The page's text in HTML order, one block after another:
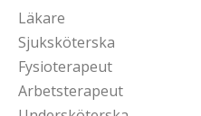
Läkare
Sjuksköterska
Fysioterapeut
Arbetsterapeut